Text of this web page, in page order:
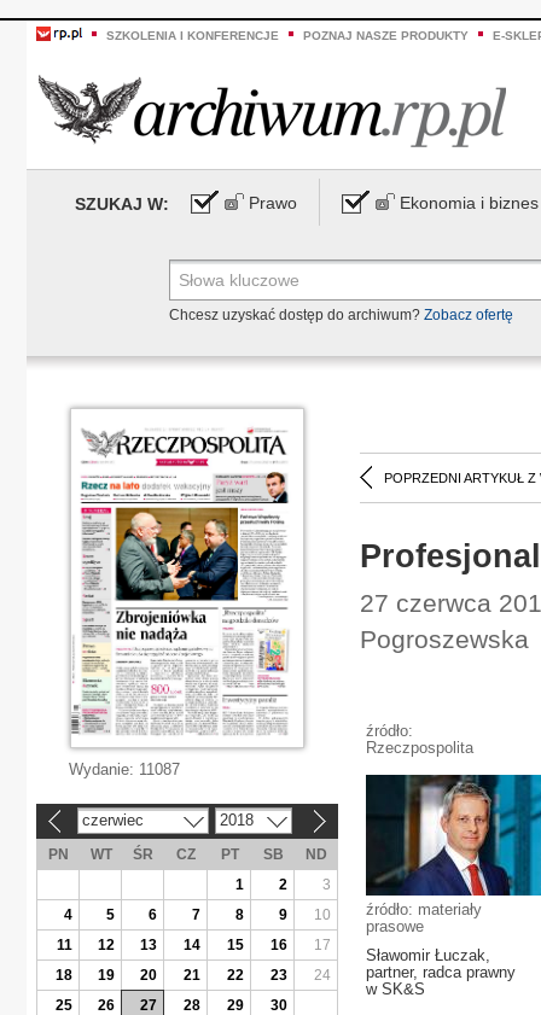
SZKOLENIA I KONFERENCJE POZNAJ NASZE PRODUKTY E-
SZUKAJ W: Prawo Ekonomia i biznes
Chcesz uzyskać dostęp do archiwum? Zobacz ofertę
POPRZEDNI ARTYKUŁ Z
27 czerwca
Pogroszewska
źródło:
Rzeczpospolita
źródło: materiały
prasowe
Sławomir Łuczak,
partner, radca prawny
w SK&S
Wydanie: 11087
czerwiec 2018
PN WT ŚR CZ PT SB
ND
1
2
3
4
5 6 7 8 9
10
11
12 13 14 15 16
17
18
19 20 21 22 23
24
25
26 27 28 29 30